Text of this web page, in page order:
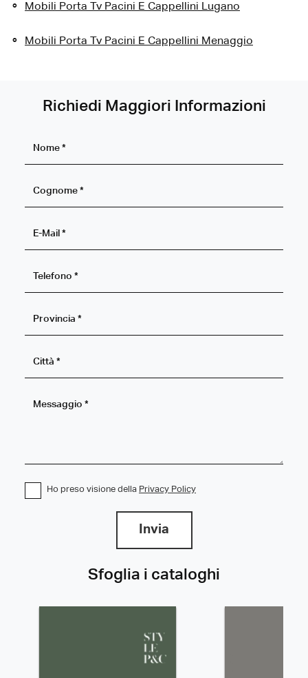
Mobili Porta Tv Pacini E Cappellini Lugano
Mobili Porta Tv Pacini E Cappellini Menaggio
Sfoglia i cataloghi
Richiedi Maggiori Informazioni
Ho preso visione della Privacy Policy
Invia